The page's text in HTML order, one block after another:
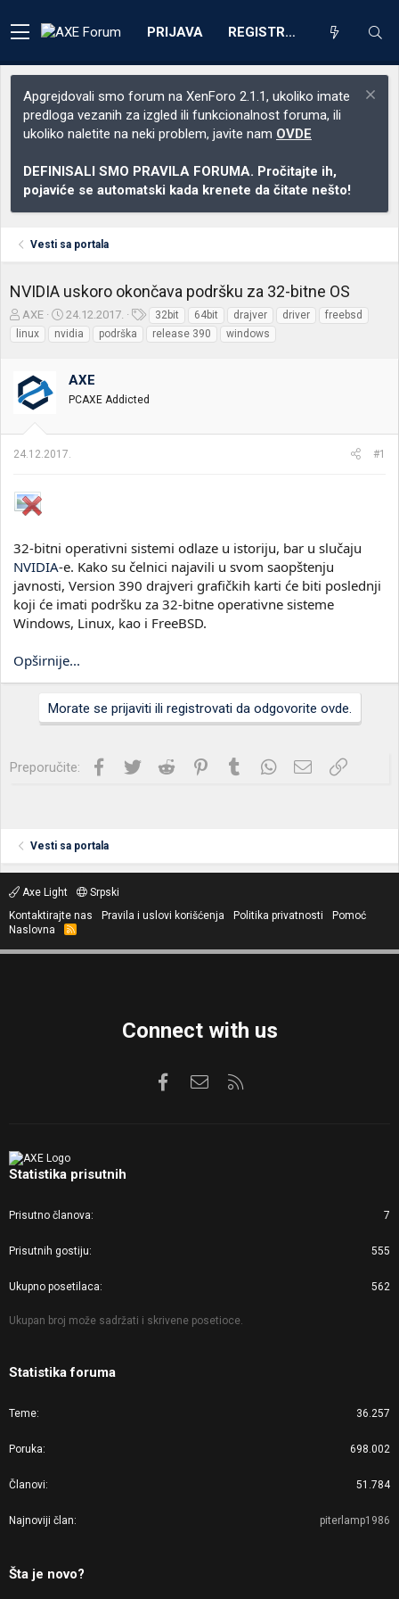
PRIJAVA REGISTRACIJA
Apgrejdovali smo forum na XenForo 2.1.1, ukoliko imate
predloga vezanih za izgled ili funkcionalnost foruma, ili
ukoliko naletite na neki problem, javite nam OVDE
DEFINISALI SMO PRAVILA FORUMA. Pročitajte ih,
pojaviće se automatski kada krenete da čitate nešto!
Vesti sa portala
NVIDIA uskoro okončava podršku za 32-bitne OS
Z
a
č
t
n
e
e
AXE
D
a
t
m
p
e
24.12.2017.
z
n
e
32bit 64bit drajver driver
freebsd
linux
nvidia podrška release 390 windows
AXE
PCAXE Addicted
24.12.2017. #1
32-bitni operativni sistemi odlaze u istoriju, bar u slučaju
NVIDIA-e. Kako su čelnici najavili u svom saopštenju
javnosti, Version 390 drajveri grafičkih karti će biti poslednji
koji će imati podršku za 32-bitne operativne sisteme
Windows, Linux, kao i FreeBSD.
Opširnije...
Morate se prijaviti ili registrovati da odgovorite ovde.
Preporučite: Facebook
Twitter Reddit PinterestTumblrWhatsApp
Imejl Link
Vesti sa portala
Axe Light
Srpski
Kontaktirajte nas
Pravila i uslovi korišćenja Politika privatnosti
Pomoć
Naslovna
R
S
Connect with us
FacebookKontaktirajte nas
Statistika prisutnih
Prisutno članova 7
Prisutnih gostiju 555
Ukupno posetilaca 562
Ukupan broj može sadržati i skrivene posetioce.
Statistika foruma
Teme 36.257
Poruka 698.002
Članovi 51.784
Najnoviji član piterlamp1986
Šta je novo?